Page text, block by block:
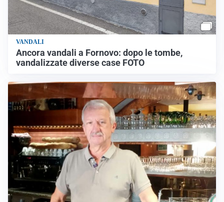
VANDALI
Ancora vandali a Fornovo: dopo le tombe,
vandalizzate diverse case FOTO